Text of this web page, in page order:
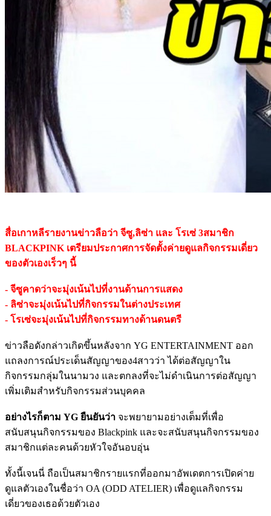
สื่อเกาหลีรายงานข่าวลือว่า จีซู,ลิซ่า และ โรเซ่ 3สมาชิก
BLACKPINK เตรียมประกาศการจัดตั้งค่ายดูแลกิจกรรมเดี่ยว
ของตัวเองเร็วๆ นี้
- จีซูคาดว่าจะมุ่งเน้นไปที่งานด้านการแสดง
- ลิซ่าจะมุ่งเน้นไปที่กิจกรรมในต่างประเทศ
- โรเซ่จะมุ่งเน้นไปที่กิจกรรมทางด้านดนตรี
ข่าวลือดังกล่าวเกิดขึ้นหลังจาก YG ENTERTAINMENT ออก
แถลงการณ์ประเด็นสัญญาของ4สาวว่า ได้ต่อสัญญาใน
กิจกรรมกลุ่มในนามวง และตกลงที่จะไม่ดำเนินการต่อสัญญา
เพิ่มเติมสำหรับกิจกรรมส่วนบุคคล
อย่างไรก็ตาม YG ยืนยันว่า จะพยายามอย่างเต็มที่เพื่อ
สนับสนุนกิจกรรมของ Blackpink และจะสนับสนุนกิจกรรมของ
สมาชิกแต่ละคนด้วยหัวใจอันอบอุ่น
ทั้งนี้เจนนี่ ถือเป็นสมาชิกรายแรกที่ออกมาอัพเดตการเปิดค่าย
ดูแลตัวเองในชื่อว่า OA (ODD ATELIER) เพื่อดูแลกิจกรรม
เดี่ยวของเธอด้วยตัวเอง